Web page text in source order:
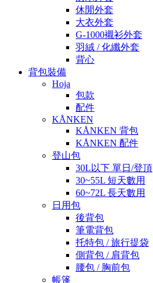
休閒外套
大衣外套
G-1000襯衫外套
羽絨 / 化纖外套
背心
背包裝備
Hoja
包款
配件
KÅNKEN
KÅNKEN 背包
KÅNKEN 配件
登山包
30L以下 單日/登頂
30~55L 短天數用
60~72L 長天數用
日用包
後背包
筆電背包
托特包 / 旅行提袋
側背包 / 肩背包
腰包 / 胸前包
帳篷